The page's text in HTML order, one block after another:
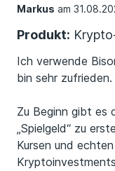
Markus am
Produkt:
Ich verwende
bin sehr zufrieden.
Zu Beginn gibt es
„Spielgeld“ zu
Kursen und